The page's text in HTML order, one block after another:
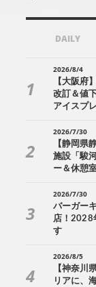
DAILY
2026/8/4
【大阪府
改訂＆値
アイスプ
2026/7/30
【静岡県
施設「駿
ー＆休憩
2026/7/30
バーガー
店！2028
す
2026/8/5
【神奈川
リアに、